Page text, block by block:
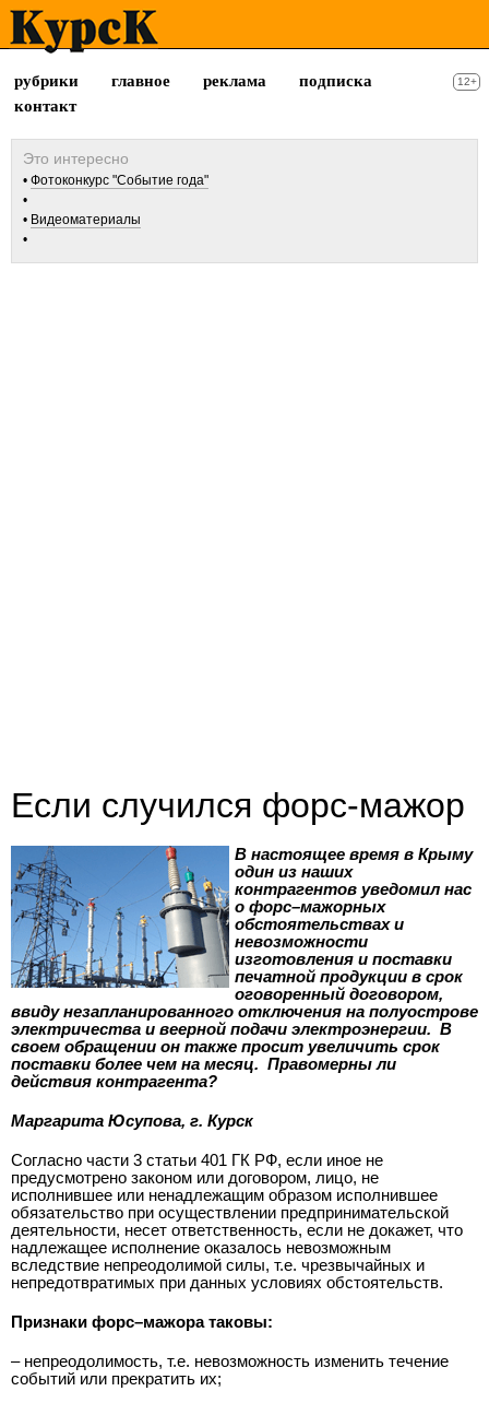
рубрики главное реклама
подписка
контакт
12+
Фотоконкурс "Событие года"
Видеоматериалы
Если случился форс-мажор
В настоящее время в Крыму
один из наших
контрагентов уведомил нас
о форс–мажорных
обстоятельствах и
невозможности
изготовления и поставки
печатной продукции в срок
оговоренный договором,
ввиду незапланированного отключения на полуострове
электричества и веерной подачи электроэнергии. В
своем обращении он также просит увеличить срок
поставки более чем на месяц. Правомерны ли
действия контрагента?
Маргарита Юсупова, г. Курск
Согласно части 3 статьи 401 ГК РФ, если иное не
предусмотрено законом или договором, лицо, не
исполнившее или ненадлежащим образом исполнившее
обязательство при осуществлении предпринимательской
деятельности, несет ответственность, если не докажет, что
надлежащее исполнение оказалось невозможным
вследствие непреодолимой силы, т.е. чрезвычайных и
непредотвратимых при данных условиях обстоятельств.
Признаки форс–мажора таковы:
– непреодолимость, т.е. невозможность изменить течение
событий или прекратить их;